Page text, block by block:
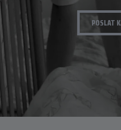
POSLAT